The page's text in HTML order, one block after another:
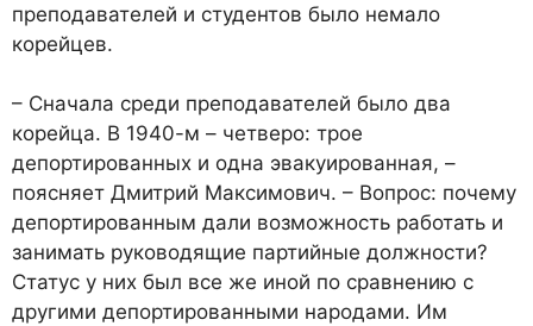
преподавателей и студентов было немало
корейцев.
– Сначала среди преподавателей было два
корейца. В 1940-м – четверо: трое
депортированных и одна эвакуированная, –
поясняет Дмитрий Максимович. – Вопрос: почему
депортированным дали возможность работать и
занимать руководящие партийные должности?
Статус у них был все же иной по сравнению с
другими депортированными народами. Им